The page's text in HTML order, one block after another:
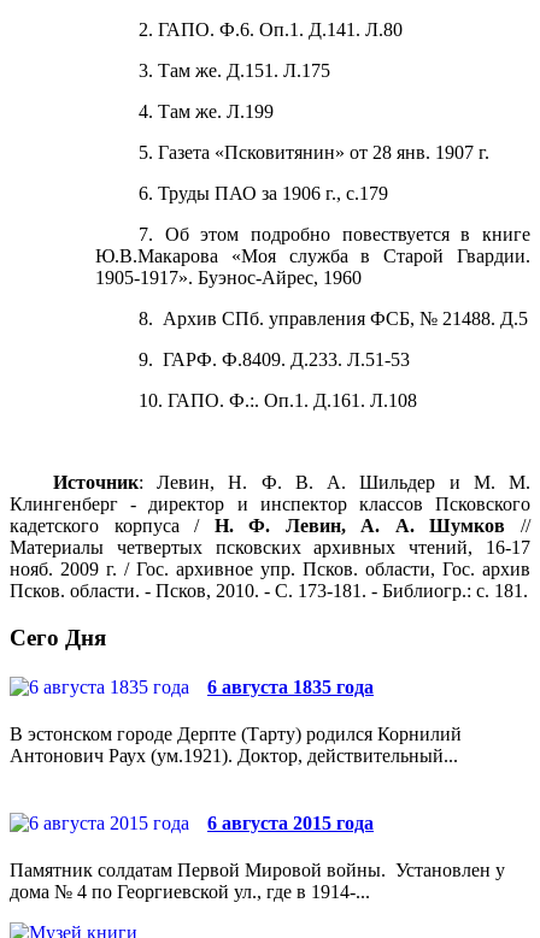
2. ГАПО. Ф.6. Оп.1. Д.141. Л.80
3. Там же. Д.151. Л.175
4. Там же. Л.199
5. Газета «Псковитянин» от 28 янв. 1907 г.
6. Труды ПАО за 1906 г., с.179
7. Об этом подробно повествуется в книге
Ю.В.Макарова «Моя служба в Старой Гвардии.
1905-1917». Буэнос-Айрес, 1960
8. Архив СПб. управления ФСБ, № 21488. Д.5
9. ГАРФ. Ф.8409. Д.233. Л.51-53
10. ГАПО. Ф.:. Оп.1. Д.161. Л.108
Источник: Левин, Н. Ф. В. А. Шильдер и М. М.
Клингенберг - директор и инспектор классов Псковского
кадетского корпуса / Н. Ф. Левин, А. А. Шумков //
Материалы четвертых псковских архивных чтений, 16-17
нояб. 2009 г. / Гос. архивное упр. Псков. области, Гос. архив
Псков. области. - Псков, 2010. - С. 173-181. - Библиогр.: с. 181.
Сего Дня
6 августа 1835 года
В эстонском городе Дерпте (Тарту) родился Корнилий
Антонович Раух (ум.1921). Доктор, действительный...
6 августа 2015 года
Памятник солдатам Первой Мировой войны. Установлен у
дома № 4 по Георгиевской ул., где в 1914-...